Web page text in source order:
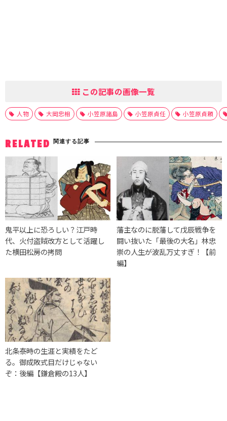
この記事の画像一覧
人物 大岡忠相 小笠原諸島 小笠原貞任 小笠原貞頼
RELATED 関連する記事
鬼平以上に恐ろしい？江戸時
代、火付盗賊改方として活躍し
た横田松房の拷問
藩主なのに脱藩して戊辰戦争を
闘い抜いた「最後の大名」林忠
崇の人生が波乱万丈すぎ！【前
編】
北条泰時の生涯と実績をたど
る。御成敗式目だけじゃない
ぞ：後編【鎌倉殿の13人】